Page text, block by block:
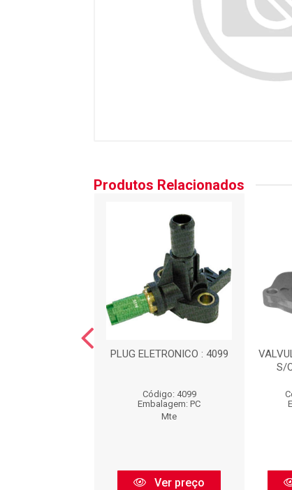
Produtos Relacionados
PLUG ELETRONICO : 4099
Código: 4099
Embalagem: PC
Mte
Ver preço
S/